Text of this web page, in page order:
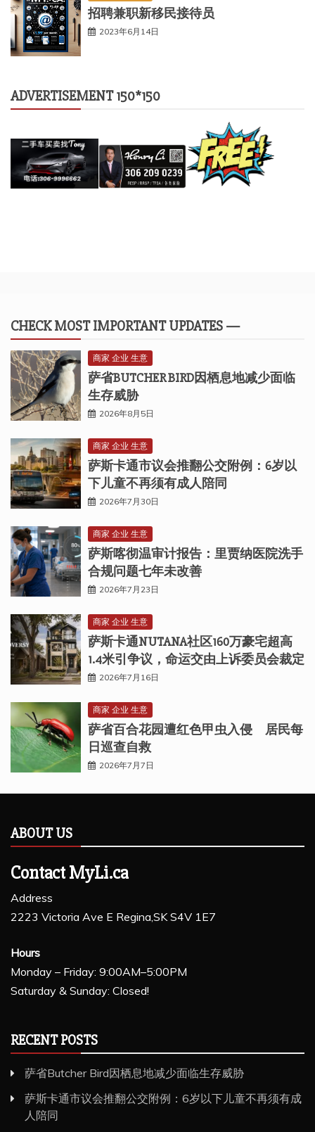
招聘兼职新移民接待员
2023年6月14日
ADVERTISEMENT 150*150
CHECK MOST IMPORTANT UPDATES —
商家 企业 生意
萨省BUTCHER BIRD因栖息地减少面临
生存威胁
2026年8月5日
商家 企业 生意
萨斯卡通市议会推翻公交附例：6岁以
下儿童不再须有成人陪同
2026年7月30日
商家 企业 生意
萨斯喀彻温审计报告：里贾纳医院洗手
合规问题七年未改善
2026年7月23日
商家 企业 生意
萨斯卡通NUTANA社区160万豪宅超高
1.4米引争议，命运交由上诉委员会裁定
2026年7月16日
商家 企业 生意
萨省百合花园遭红色甲虫入侵 居民每
日巡查自救
2026年7月7日
ABOUT US
Contact MyLi.ca
Address
2223 Victoria Ave E Regina,SK S4V 1E7
Hours
Monday – Friday: 9:00AM–5:00PM
Saturday & Sunday: Closed!
RECENT POSTS
萨省Butcher Bird因栖息地减少面临生存威胁
萨斯卡通市议会推翻公交附例：6岁以下儿童不再须有成
人陪同